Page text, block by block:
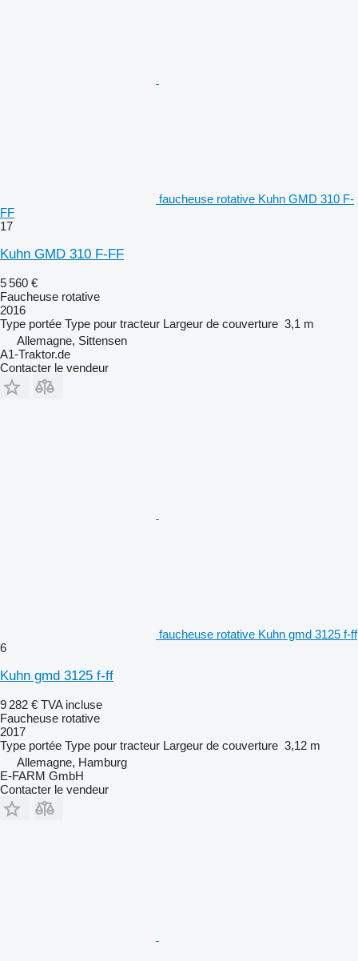
faucheuse rotative Kuhn GMD 310 F-
FF
17
Kuhn GMD 310 F-FF
5 560 €
Faucheuse rotative
2016
Type portée Type pour tracteur Largeur de couverture 3,1 m
Allemagne, Sittensen
A1-Traktor.de
Contacter le vendeur
faucheuse rotative Kuhn gmd 3125 f-ff
6
Kuhn gmd 3125 f-ff
9 282 € TVA incluse
Faucheuse rotative
2017
Type portée Type pour tracteur Largeur de couverture 3,12 m
Allemagne, Hamburg
E-FARM GmbH
Contacter le vendeur